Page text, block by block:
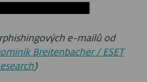
e-mailů od
Breitenbacher / ESET
)